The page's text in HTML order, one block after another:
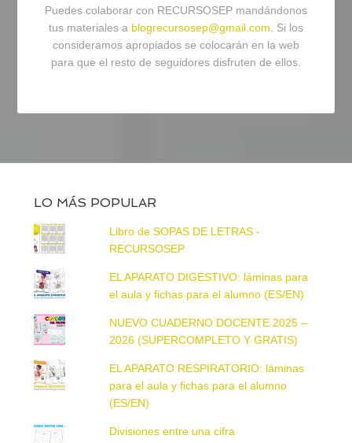
Puedes colaborar con RECURSOSEP mandándonos
tus materiales a blogrecursosep@gmail.com. Si los
consideramos apropiados se colocarán en la web
para que el resto de seguidores disfruten de ellos.
LO MÁS POPULAR
Libro de SOPAS DE LETRAS -
RECURSOSEP
EL APARATO DIGESTIVO: láminas para
el aula y fichas para el alumno (ES/EN)
NUEVO CUADERNO DOCENTE 2025 –
2026 (SUPERCOMPLETO Y GRATIS)
EL APARATO RESPIRATORIO: láminas
para el aula y fichas para el alumno
(ES/EN)
Divisiones entre una cifra